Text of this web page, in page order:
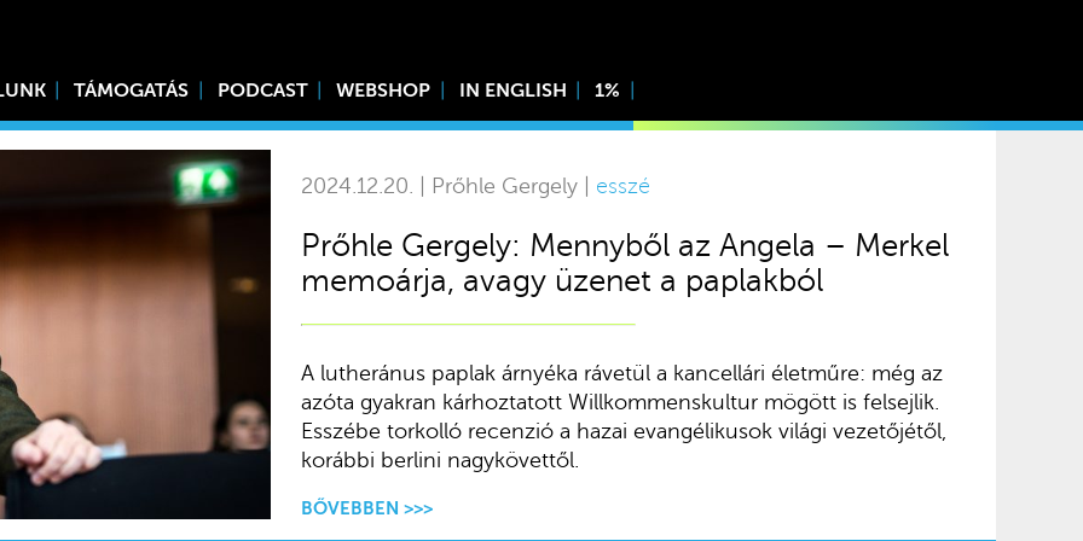
TÁMOGATÁS PODCAST WEBSHOP IN ENGLISH 1%
2024.12.20. | Prőhle Gergely | esszé
Prőhle Gergely: Mennyből az Angela – Merkel
memoárja, avagy üzenet a paplakból
A lutheránus paplak árnyéka rávetül a kancellári életműre: még az
azóta gyakran kárhoztatott Willkommenskultur mögött is felsejlik.
Esszébe torkolló recenzió a hazai evangélikusok világi vezetőjétől,
korábbi berlini nagykövettől.
BŐVEBBEN >>>